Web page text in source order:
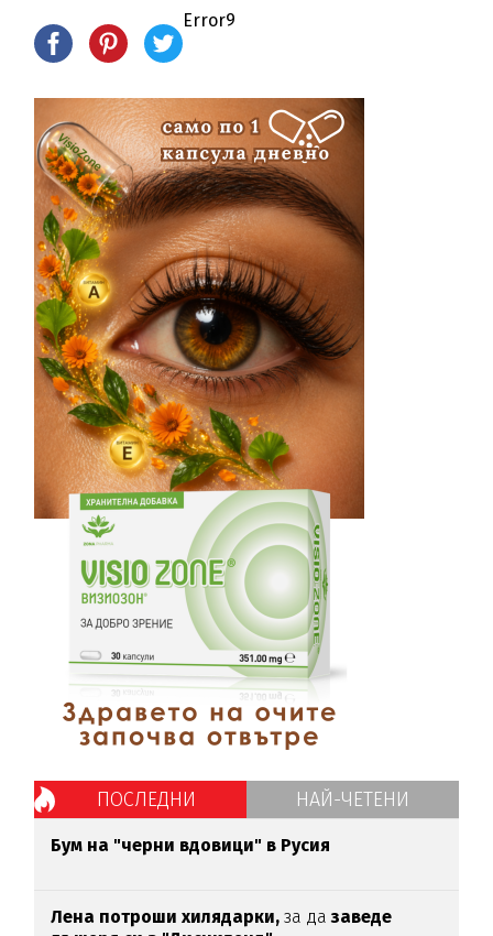
Error9
ПОСЛЕДНИ НАЙ-ЧЕТЕНИ
Бум на "черни вдовици" в Русия
Лена потроши хилядарки,за да заведе